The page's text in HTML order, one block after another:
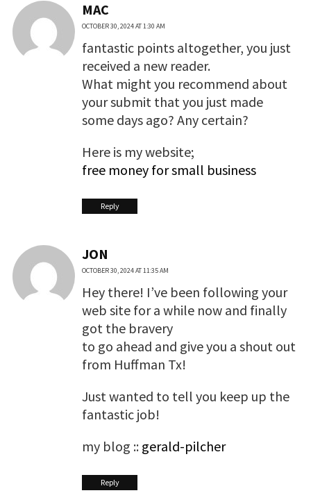
MAC
OCTOBER 30, 2024 AT 1:30 AM
fantastic points altogether, you just
received a new reader.
What might you recommend about
your submit that you just made
some days ago? Any certain?
Here is my website;
free money for small business
Reply
JON
OCTOBER 30, 2024 AT 11:35 AM
Hey there! I’ve been following your
web site for a while now and finally
got the bravery
to go ahead and give you a shout out
from Huffman Tx!
Just wanted to tell you keep up the
fantastic job!
my blog :: gerald-pilcher
Reply